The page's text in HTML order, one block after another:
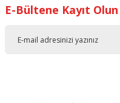
Ürün resmi kalitesiz,
E-Bültene Kayıt Olun